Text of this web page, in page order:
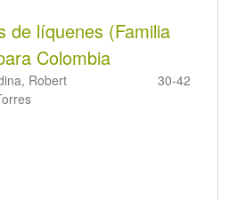
de líquenes (Familia
Colombia
Robert
30-42